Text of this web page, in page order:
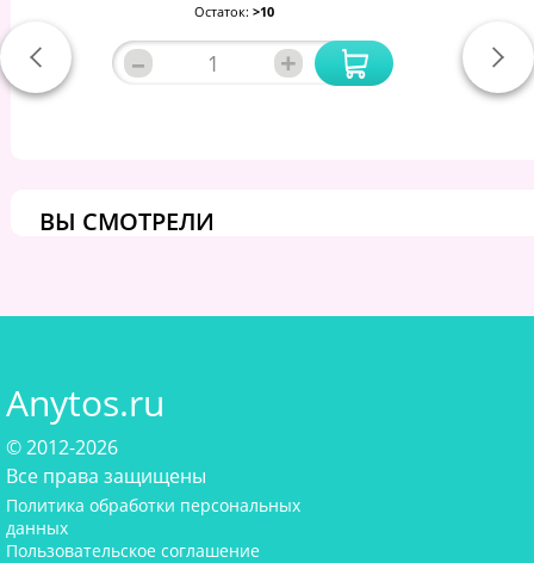
Остаток: >10
– +
ВЫ СМОТРЕЛИ
Anytos.ru
© 2012-2026
Все права защищены
Политика обработки персональных
данных
Пользовательское соглашение